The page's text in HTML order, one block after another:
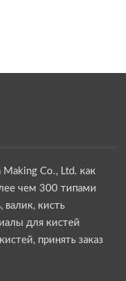
Making Co., Ltd. как
чем 300 типами
валик, кисть
для кистей
принять заказ